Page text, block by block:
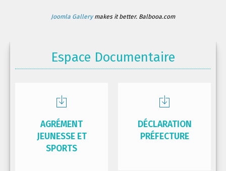
Joomla Gallerymakes it better. Balbooa.com
Espace Documentaire
AGRÉMENT
JEUNESSE ET
SPORTS
DÉCLARATION
PRÉFECTURE